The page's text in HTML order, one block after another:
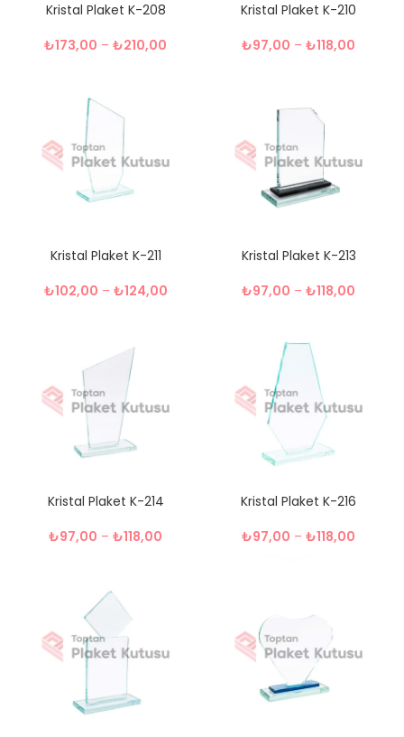
Kristal Plaket K-208
₺173,00 – ₺210,00
Kristal Plaket K-210
₺97,00 – ₺118,00
Kristal Plaket K-211
₺102,00 – ₺124,00
Kristal Plaket K-213
₺97,00 – ₺118,00
Kristal Plaket K-214
₺97,00 – ₺118,00
Kristal Plaket K-216
₺97,00 – ₺118,00